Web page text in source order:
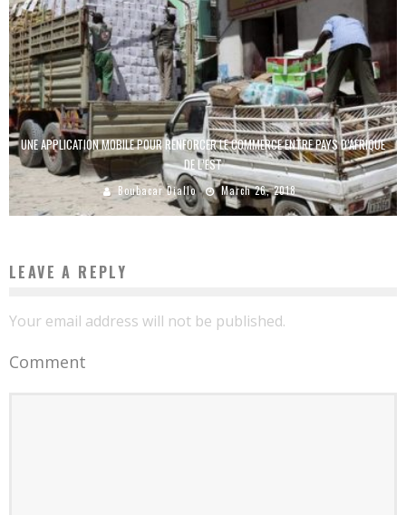
UNE APPLICATION MOBILE POUR RENFORCER LE COMMERCE ENTRE PAYS D’AFRIQUE
DE L’EST
Boubacar Diallo March 26, 2018
LEAVE A REPLY
Your email address will not be published.
Comment